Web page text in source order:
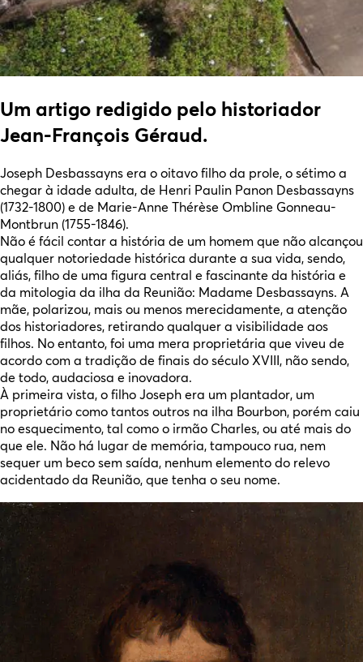
Um artigo redigido pelo historiador
Jean-François Géraud.
Joseph Desbassayns era o oitavo filho da prole, o sétimo a
chegar à idade adulta, de Henri Paulin Panon Desbassayns
(1732-1800) e de Marie-Anne Thérèse Ombline Gonneau-
Montbrun (1755-1846).
Não é fácil contar a história de um homem que não alcançou
qualquer notoriedade histórica durante a sua vida, sendo,
aliás, filho de uma figura central e fascinante da história e
da mitologia da ilha da Reunião: Madame Desbassayns. A
mãe, polarizou, mais ou menos merecidamente, a atenção
dos historiadores, retirando qualquer a visibilidade aos
filhos. No entanto, foi uma mera proprietária que viveu de
acordo com a tradição de finais do século XVIII, não sendo,
de todo, audaciosa e inovadora.
À primeira vista, o filho Joseph era um plantador, um
proprietário como tantos outros na ilha Bourbon, porém caiu
no esquecimento, tal como o irmão Charles, ou até mais do
que ele. Não há lugar de memória, tampouco rua, nem
sequer um beco sem saída, nenhum elemento do relevo
acidentado da Reunião, que tenha o seu nome.